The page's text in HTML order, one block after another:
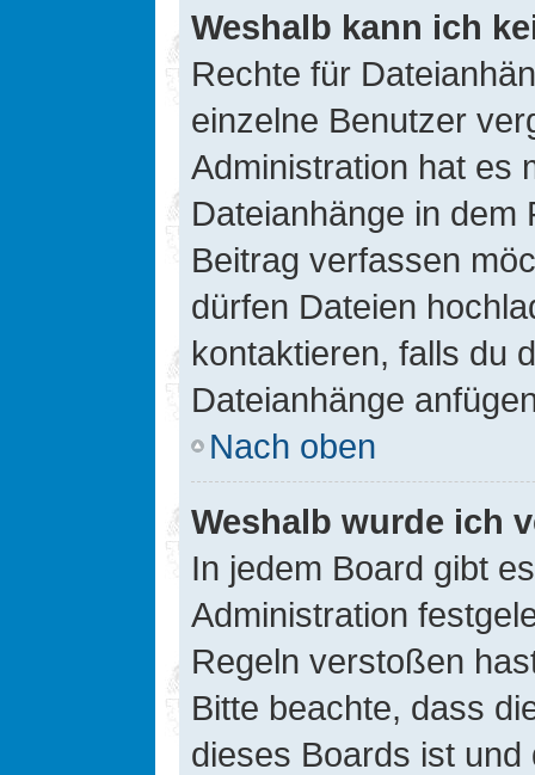
Weshalb kann ich
Rechte für
einzelne Benutzer
Administration hat es
Dateianhänge in dem
Beitrag verfassen
dürfen Dateien
kontaktieren, falls du
Dateianhänge
Nach oben
Weshalb wurde ich
In jedem Board gibt
Administration
Regeln verstoßen
Bitte beachte, dass
dieses Boards ist